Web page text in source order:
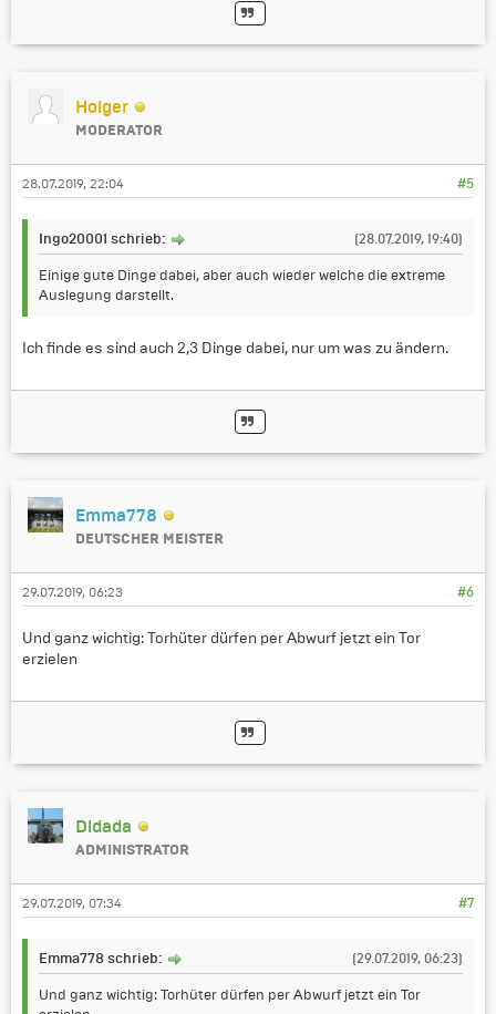
Holger
MODERATOR
#5
28.07.2019, 22:04
(28.07.2019, 19:40)
Ingo20001 schrieb:
Einige gute Dinge dabei, aber auch wieder welche die extreme
Auslegung darstellt.
Ich finde es sind auch 2,3 Dinge dabei, nur um was zu ändern.
Emma778
DEUTSCHER MEISTER
#6
29.07.2019, 06:23
Und ganz wichtig: Torhüter dürfen per Abwurf jetzt ein Tor
erzielen
Didada
ADMINISTRATOR
#7
29.07.2019, 07:34
(29.07.2019, 06:23)
Emma778 schrieb:
Und ganz wichtig: Torhüter dürfen per Abwurf jetzt ein Tor